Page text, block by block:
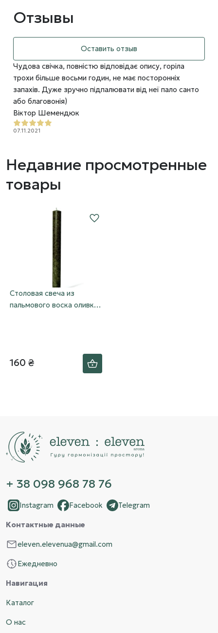
Отзывы
Оставить отзыв
Чудова свічка, повністю відповідає опису, горіла
трохи більше восьми годин, не має посторонніх
запахів. Дуже зручно підпалювати від неї пало санто
або благовонія)
Віктор Шемендюк
07.11.2021
Недавние просмотренные
товары
Столовая свеча из
пальмового воска оливка,
160 ₴
+ 38 098 968 78 76
Instagram Facebook Telegram
Контактные данные
eleven.elevenua@gmail.com
Ежедневно
Навигация
Каталог
О нас